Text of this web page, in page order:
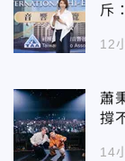
斥
12
蕭
撐
14